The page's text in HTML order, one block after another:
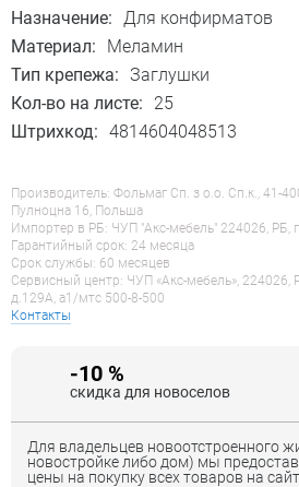
Назначение: Для конфирматов
Материал:
Меламин
Тип крепежа: Заглушки
Кол-во на листе:
25
Штрихкод: 4814604048513
Производитель: Фольмаг Сп. з о.о. Сп.к., 41-
Пулноцна 16, Польша
Импортер в РБ: ЧУП "Акс-мебель" 224026, РБ,
Гарантийный срок: 24 месяца
Срок службы: 60 месяцев
Сервисный центр: ЧУП «Акс-мебель», 224026,
д.129А, a1/мтс 500-8-500
Контакты
-10 %
скидка для новоселов
Для владельцев новоотстроенного
новостройке либо дом) мы
цены на покупку всех товаров на